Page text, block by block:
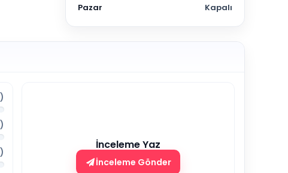
Pazar Kapalı
)
)
)
İnceleme Yaz
İnceleme Gönder